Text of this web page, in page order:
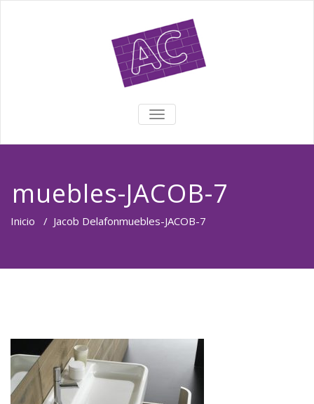
TOGGLE NAVIGATION
muebles-JACOB-7
Inicio / Jacob Delafonmuebles-JACOB-7